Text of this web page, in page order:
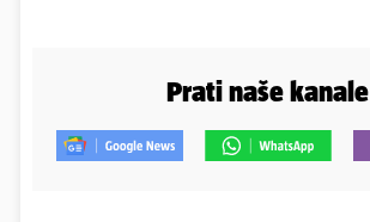
Prati naše kanale